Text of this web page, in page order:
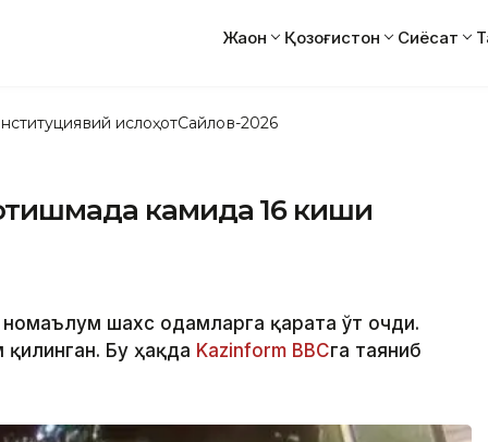
Жаҳон Қозоғистон Сиёсат
ислоҳотСайлов-2026
камида 16 киши
шахс одамларга қарата ўт очди.
Бу ҳақда Kazinform ВВСга таяниб